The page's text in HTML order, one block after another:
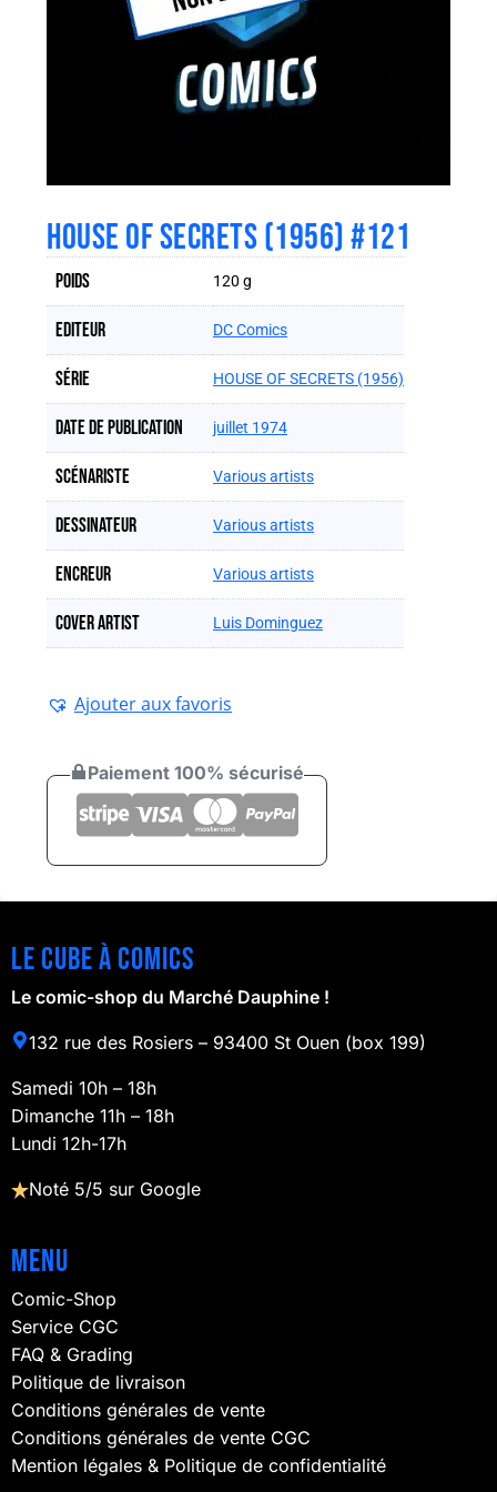
HOUSE OF SECRETS (1956) #121
Poids 120 g
Editeur DC Comics
Série HOUSE OF SECRETS (1956)
Date de publication juillet 1974
Scénariste Various artists
Dessinateur Various artists
Encreur Various artists
Cover artist Luis Dominguez
Ajouter aux favoris
Paiement 100% sécurisé
Le cube à comics
Le comic-shop du Marché Dauphine !
132 rue des Rosiers – 93400 St Ouen (box 199)
Samedi 10h – 18h
Dimanche 11h – 18h
Lundi 12h-17h
Noté 5/5 sur Google
Menu
Comic-Shop
Service CGC
FAQ & Grading
Politique de livraison
Conditions générales de vente
Conditions générales de vente CGC
Mention légales & Politique de confidentialité